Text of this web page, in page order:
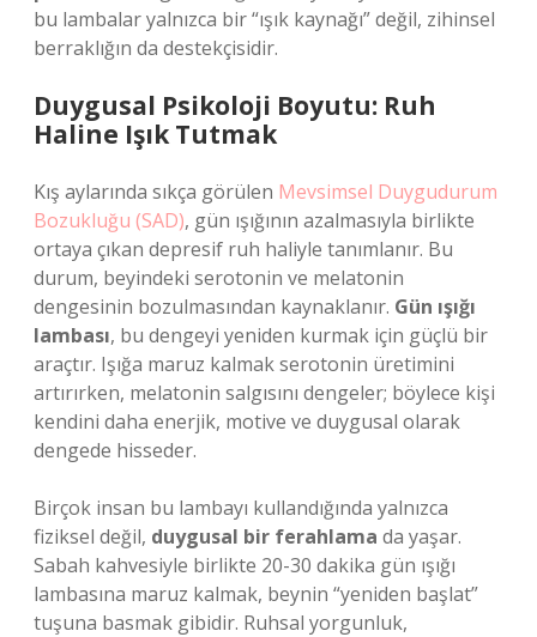
bu lambalar yalnızca bir “ışık kaynağı” değil, zihinsel
berraklığın da destekçisidir.
Duygusal Psikoloji Boyutu: Ruh
Haline Işık Tutmak
Kış aylarında sıkça görülen Mevsimsel Duygudurum
Bozukluğu (SAD), gün ışığının azalmasıyla birlikte
ortaya çıkan depresif ruh haliyle tanımlanır. Bu
durum, beyindeki serotonin ve melatonin
dengesinin bozulmasından kaynaklanır. Gün ışığı
lambası, bu dengeyi yeniden kurmak için güçlü bir
araçtır. Işığa maruz kalmak serotonin üretimini
artırırken, melatonin salgısını dengeler; böylece kişi
kendini daha enerjik, motive ve duygusal olarak
dengede hisseder.
Birçok insan bu lambayı kullandığında yalnızca
fiziksel değil, duygusal bir ferahlama da yaşar.
Sabah kahvesiyle birlikte 20-30 dakika gün ışığı
lambasına maruz kalmak, beynin “yeniden başlat”
tuşuna basmak gibidir. Ruhsal yorgunluk,